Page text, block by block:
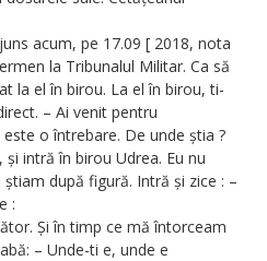
acum, pe 17.09 [ 2018, nota
la Tribunalul Militar. Ca să
la el în birou. La el în birou, ti-
– Ai venit pentru
o întrebare. De unde știa ?
intră în birou Udrea. Eu nu
după figură. Intră și zice : –
:
Și în timp ce mă întorceam
– Unde-ti e, unde e